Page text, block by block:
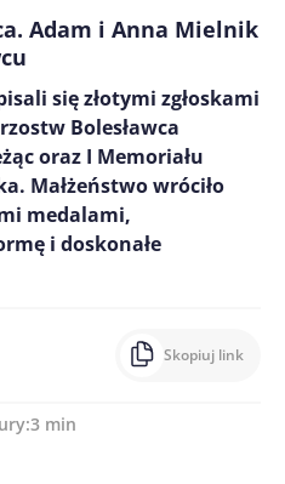
Adam i Anna Mielnik
się złotymi zgłoskami
Bolesławca
oraz I Memoriału
Małżeństwo wróciło
medalami,
i doskonałe
Skopiuj link
3 min